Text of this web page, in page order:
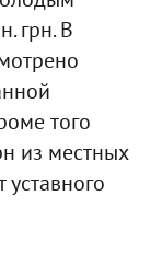
грн. В
того
из местных